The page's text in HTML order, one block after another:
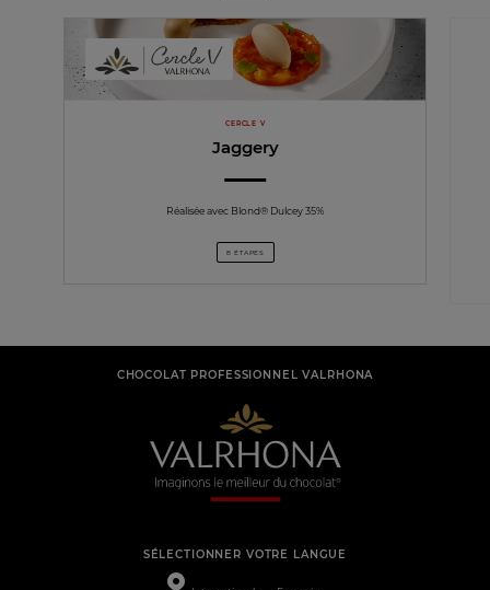
CERCLE V
Jaggery
Réalisée avec Blond® Dulcey 35%
8 ÉTAPES
CHOCOLAT PROFESSIONNEL VALRHONA
SÉLECTIONNER VOTRE LANGUE